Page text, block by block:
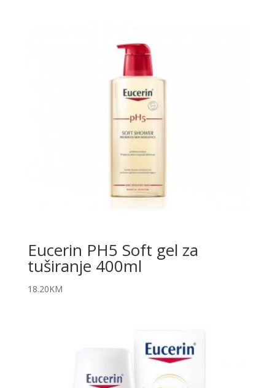
Eucerin PH5 Soft gel za
tuširanje 400ml
18.20KM